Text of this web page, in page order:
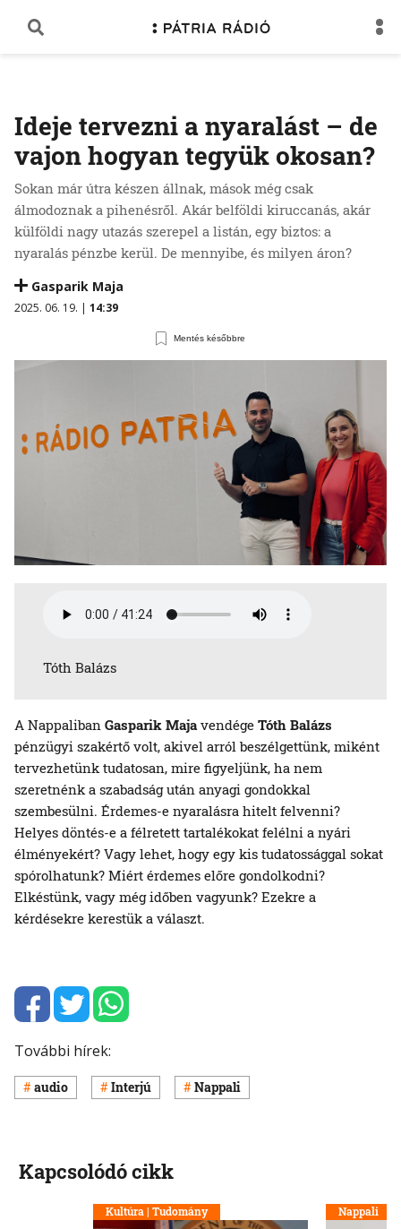
Ideje tervezni a nyaralást – de
vajon hogyan tegyük okosan?
Sokan már útra készen állnak, mások még csak
álmodoznak a pihenésről. Akár belföldi kiruccanás, akár
külföldi nagy utazás szerepel a listán, egy biztos: a
nyaralás pénzbe kerül. De mennyibe, és milyen áron?
Gasparik Maja
2025. 06. 19. | 14:39
Mentés későbbre
Tóth Balázs
A Nappaliban Gasparik Maja vendége Tóth Balázs
pénzügyi szakértő volt, akivel arról beszélgettünk, miként
tervezhetünk tudatosan, mire figyeljünk, ha nem
szeretnénk a szabadság után anyagi gondokkal
szembesülni. Érdemes-e nyaralásra hitelt felvenni?
Helyes döntés-e a félretett tartalékokat felélni a nyári
élményekért? Vagy lehet, hogy egy kis tudatossággal sokat
spórolhatunk? Miért érdemes előre gondolkodni?
Elkéstünk, vagy még időben vagyunk? Ezekre a
kérdésekre kerestük a választ.
További hírek:
audio Interjú Nappali
Kapcsolódó cikk
Kultúra | Tudomány Nappali